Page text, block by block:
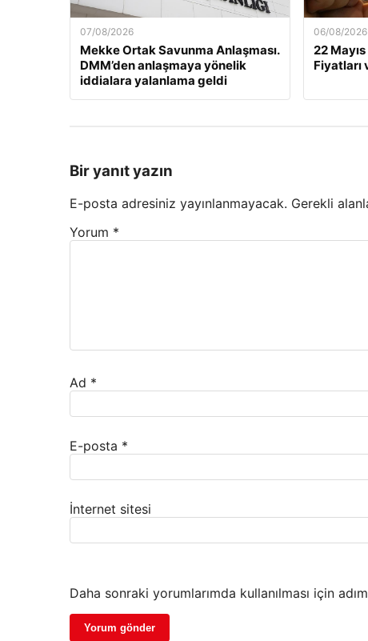
07/08/2026
Mekke Ortak Savunma Anlaşması.
DMM’den anlaşmaya yönelik
iddialara yalanlama geldi
06/08/2026
22
Fiyatları
Bir yanıt yazın
E-posta adresiniz yayınlanmayacak. Gerekli
Yorum *
Ad *
E-posta *
İnternet sitesi
Daha sonraki yorumlarımda kullanılması için